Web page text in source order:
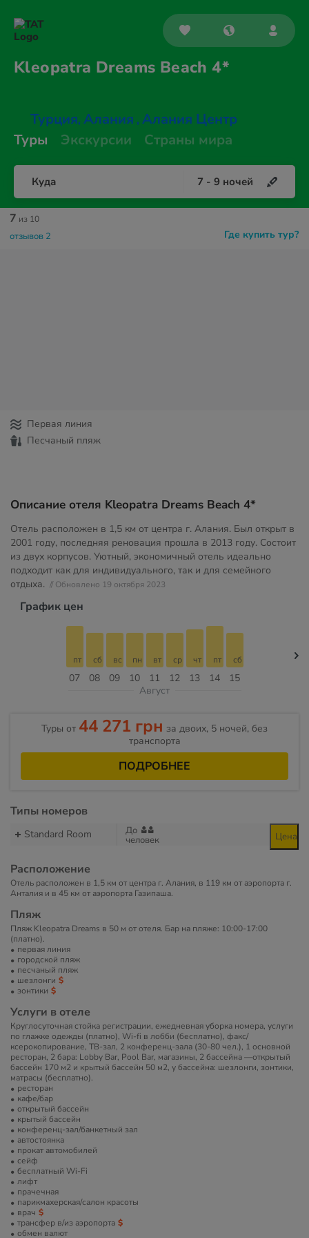
Kleopatra Dreams Beach 4*
Турция, Алания , Алания Центр
Туры
Экскурсии Страны мира
Куда 7 - 9 ночей
Где купить тур?
7 из 10
отзывов 2
Первая линия
Песчаный пляж
Описание отеля Kleopatra Dreams Beach 4*
Отель расположен в 1,5 км от центра г. Алания. Был открыт в
2001 году, последняя реновация прошла в 2013 году. Состоит
из двух корпусов. Уютный, экономичный отель идеально
подходит как для индивидуального, так и для семейного
отдыха. // Обновлено 19 октября 2023
График цен
07
пт
08
сб
09
вс
10
пн
11
вт
12
ср
13
чт
14
пт
15
сб
Август
Туры от 44 271 грн за двоих, 5 ночей, без
транспорта
ПОДРОБНЕЕ
Типы номеров
Standard Room До
человек Цена
Расположение
Отель расположен в 1,5 км от центра г. Алания, в 119 км от аэропорта г.
Анталия и в 45 км от аэропорта Газипаша.
Пляж
Пляж Kleopatra Dreams в 50 м от отеля. Бар на пляже: 10:00-17:00
(платно).
первая линия
городской пляж
песчаный пляж
шезлонги
зонтики
Услуги в отеле
Круглосуточная стойка регистрации, ежедневная уборка номера, услуги
по глажке одежды (платно), Wi-fi в лобби (бесплатно), факс/
ксерокопирование, ТВ-зал, 2 конференц-зала (30-80 чел.), 1 основной
ресторан, 2 бара: Lobby Bar, Pool Bar, магазины, 2 бассейна —открытый
бассейн 170 м2 и крытый бассейн 50 м2, у бассейна: шезлонги, зонтики,
матрасы (бесплатно).
ресторан
кафе/бар
открытый бассейн
крытый бассейн
конференц-зал/банкетный зал
автостоянка
прокат автомобилей
сейф
бесплатный Wi-Fi
лифт
прачечная
парикмахерская/салон красоты
врач
трансфер в/из аэропорта
обмен валют